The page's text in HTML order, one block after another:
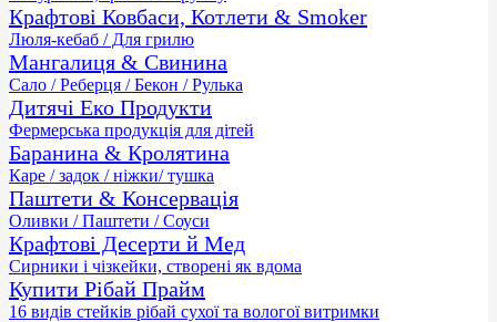
Крафтові Ковбаси, Котлети & Smoker
Люля-кебаб / Для грилю
Мангалиця & Свинина
Сало / Реберця / Бекон / Рулька
Дитячі Еко Продукти
Фермерська продукція для дітей
Баранина & Кролятина
Каре / задок / ніжки/ тушка
Паштети & Консервація
Оливки / Паштети / Соуси
Крафтові Десерти й Мед
Сирники і чізкейки, створені як вдома
Купити Рібай Прайм
16 видів стейків рібай сухої та вологої витримки